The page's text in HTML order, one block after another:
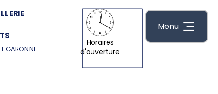
Menu
GARONNE
Horaires
d'ouverture